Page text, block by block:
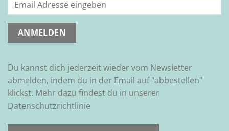
Du kannst dich jederzeit wieder vom Newsletter
abmelden, indem du in der Email auf "abbestellen"
klickst. Mehr dazu findest du in unserer
Datenschutzrichtlinie